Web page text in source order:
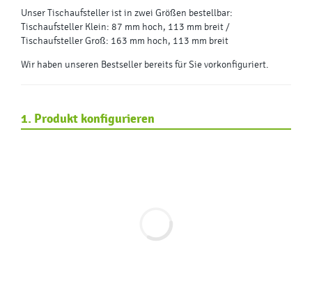
Unser Tischaufsteller ist in zwei Größen bestellbar:
Tischaufsteller Klein: 87 mm hoch, 113 mm breit /
Tischaufsteller Groß: 163 mm hoch, 113 mm breit
Wir haben unseren Bestseller bereits für Sie vorkonfiguriert.
1. Produkt konfigurieren